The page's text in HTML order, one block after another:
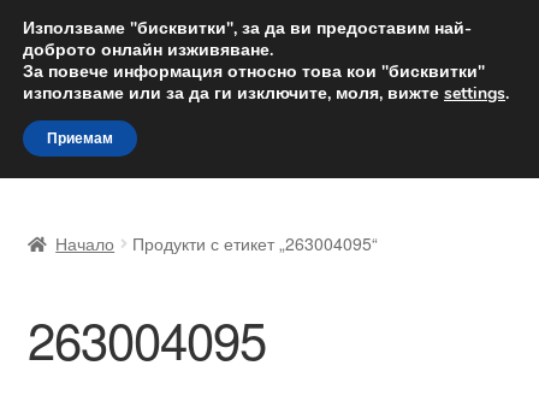
ДОСТАВКА от 12 лв.
Доставка по целия свят
Skip
to
navigation
Skip
to
content
Доставка по целия свят
Жалби
Начало Продукти с етикет „263004095“
263004095
Използваме "бисквитки", за да ви предоставим най-
доброто онлайн изживяване.
За повече информация относно това кои "бисквитки"
използваме или за да ги изключите, моля, вижте settings.
Приемам